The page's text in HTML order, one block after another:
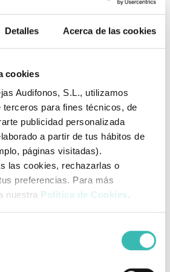
Detalles Acerca de las cookies
cookies
Audifonos, S.L., utilizamos
para fines técnicos, de
publicidad personalizada
a partir de tus hábitos de
páginas visitadas).
las cookies, rechazarlas o
preferencias. Para más
nuestra Política de Cookies .
crucial especialmente para mujeres
preexistentes o posturas
Versátil
Su diseño simétrico permite
rotarse para un ajuste óptimo y es
variedad de figuras y tipos de
Se adapta perfectamente a aquellas
confección en silicona ligera de una